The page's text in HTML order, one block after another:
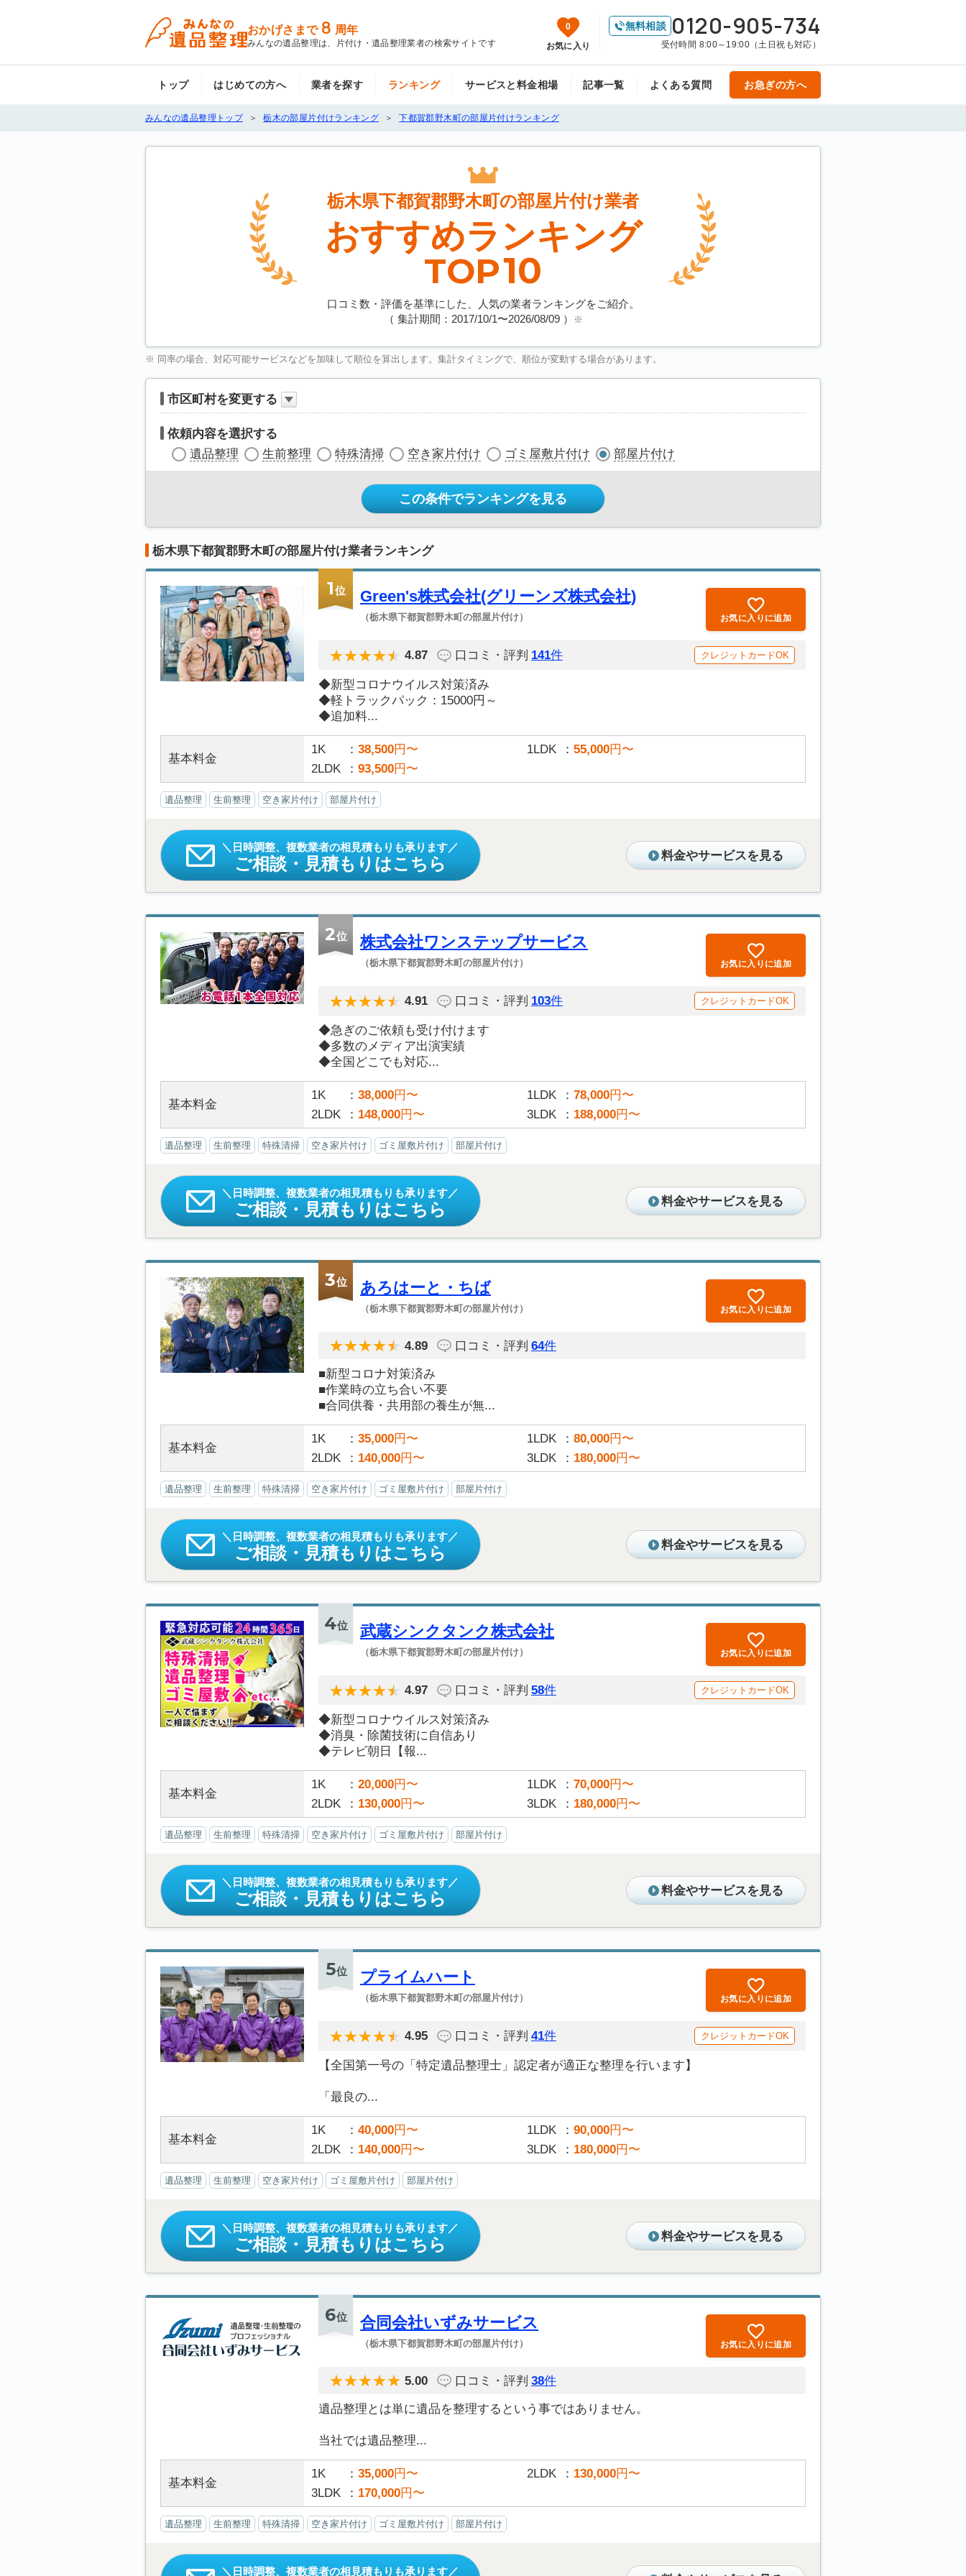
おかげさまで 8 周年
みんなの遺品整理は、片付け・遺品整理業者の検索サイトです
0
お気に入り
無料相談 0120-905-734
受付時間 8:00～19:00（土日祝も対応）
トップ はじめての方へ 業者を探す ランキング サービスと料金相場 記事一覧 よくある質問 お急ぎの方へ
みんなの遺品整理トップ 栃木の部屋片付けランキング 下都賀郡野木町の部屋片付けランキング
栃木県下都賀郡野木町の部屋片付け業者
おすすめランキング
TOP10
口コミ数・評価を基準にした、人気の業者ランキングをご紹介。
（ 集計期間：2017/10/1〜2026/08/09） ※
※ 同率の場合、対応可能サービスなどを加味して順位を算出します。集計タイミングで、順位が変動する場合があります。
市区町村を変更する
依頼内容を選択する
遺品整理
生前整理 特殊清掃 空き家片付け ゴミ屋敷片付け 部屋片付け
この条件でランキングを見る
栃木県下都賀郡野木町の部屋片付け業者ランキング
1位 Green's株式会社(グリーンズ株式会社)
（栃木県下都賀郡野木町の部屋片付け） お気に入りに追加
4.87 口コミ・評判 141件 クレジットカードOK
◆新型コロナウイルス対策済み
◆軽トラックパック：15000円～
◆追加料...
基本料金
1K 38,500円〜 1LDK 55,000円〜
2LDK
93,500円〜
遺品整理 生前整理 空き家片付け 部屋片付け
日時調整、複数業者の相見積もりも承ります
ご相談・見積もりはこちら 料金やサービスを見る
2位 株式会社ワンステップサービス
（栃木県下都賀郡野木町の部屋片付け） お気に入りに追加
4.91 口コミ・評判 103件 クレジットカードOK
◆急ぎのご依頼も受け付けます
◆多数のメディア出演実績
◆全国どこでも対応...
基本料金
1K 38,000円〜 1LDK 78,000円〜
2LDK
148,000円〜 3LDK 188,000円〜
遺品整理 生前整理 特殊清掃 空き家片付け ゴミ屋敷片付け 部屋片付け
日時調整、複数業者の相見積もりも承ります
ご相談・見積もりはこちら 料金やサービスを見る
3位 あろはーと・ちば
（栃木県下都賀郡野木町の部屋片付け） お気に入りに追加
4.89 口コミ・評判 64件
■新型コロナ対策済み
■作業時の立ち合い不要
■合同供養・共用部の養生が無...
基本料金
1K 35,000円〜 1LDK 80,000円〜
2LDK
140,000円〜 3LDK 180,000円〜
遺品整理 生前整理 特殊清掃 空き家片付け ゴミ屋敷片付け 部屋片付け
日時調整、複数業者の相見積もりも承ります
ご相談・見積もりはこちら 料金やサービスを見る
4位 武蔵シンクタンク株式会社
（栃木県下都賀郡野木町の部屋片付け） お気に入りに追加
4.97 口コミ・評判 58件 クレジットカードOK
◆新型コロナウイルス対策済み
◆消臭・除菌技術に自信あり
◆テレビ朝日【報...
基本料金
1K 20,000円〜 1LDK 70,000円〜
2LDK
130,000円〜 3LDK 180,000円〜
遺品整理 生前整理 特殊清掃 空き家片付け ゴミ屋敷片付け 部屋片付け
日時調整、複数業者の相見積もりも承ります
ご相談・見積もりはこちら 料金やサービスを見る
5位 プライムハート
（栃木県下都賀郡野木町の部屋片付け） お気に入りに追加
4.95 口コミ・評判 41件 クレジットカードOK
【全国第一号の「特定遺品整理士」認定者が適正な整理を行います】
「最良の...
基本料金
1K 40,000円〜 1LDK 90,000円〜
2LDK
140,000円〜 3LDK 180,000円〜
遺品整理 生前整理 空き家片付け ゴミ屋敷片付け 部屋片付け
日時調整、複数業者の相見積もりも承ります
ご相談・見積もりはこちら 料金やサービスを見る
6位 合同会社いずみサービス
（栃木県下都賀郡野木町の部屋片付け） お気に入りに追加
5.00 口コミ・評判 38件
遺品整理とは単に遺品を整理するという事ではありません。
当社では遺品整理...
基本料金
1K 35,000円〜 2LDK 130,000円〜
3LDK
170,000円〜
遺品整理 生前整理 特殊清掃 空き家片付け ゴミ屋敷片付け 部屋片付け
日時調整、複数業者の相見積もりも承ります